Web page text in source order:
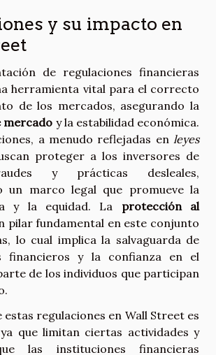
y su impacto en
de regulaciones financieras
herramienta vital para el correcto
de los mercados, asegurando la
mercado y la estabilidad económica.
a menudo reflejadas en leyes
proteger a los inversores de
y prácticas desleales,
un marco legal que promueve la
y la equidad. La protección al
pilar fundamental en este conjunto
lo cual implica la salvaguarda de
financieros y la confianza en el
de los individuos que participan
estas regulaciones en Wall Street es
que limitan ciertas actividades y
las instituciones financieras